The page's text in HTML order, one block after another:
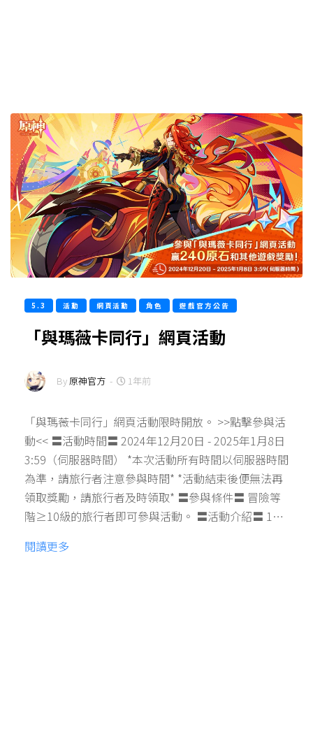
5.3 活動 網頁活動 角色 遊戲官方公告
「與瑪薇卡同行」網頁活動
By原神官方 - 1年前
「與瑪薇卡同行」網頁活動限時開放。 >>點擊參與活
動<< 〓活動時間〓 2024年12月20日 - 2025年1月8日
3:59（伺服器時間） *本次活動所有時間以伺服器時間
為準，請旅行者注意參與時間* *活動結束後便無法再
領取獎勵，請旅行者及時領取* 〓參與條件〓 冒險等
階≥10級的旅行者即可參與活動。 〓活動介紹〓 1…
閱讀更多